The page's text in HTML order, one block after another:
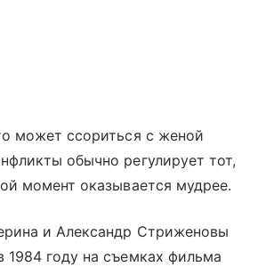
может ссориться с женой
обычно регулирует тот,
момент оказывается мудрее.
и Александр Стриженовы
1984 году на съемках фильма